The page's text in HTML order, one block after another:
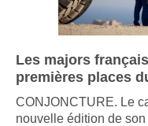
Les majors
premières places
CONJONCTURE. Le
nouvelle édition de